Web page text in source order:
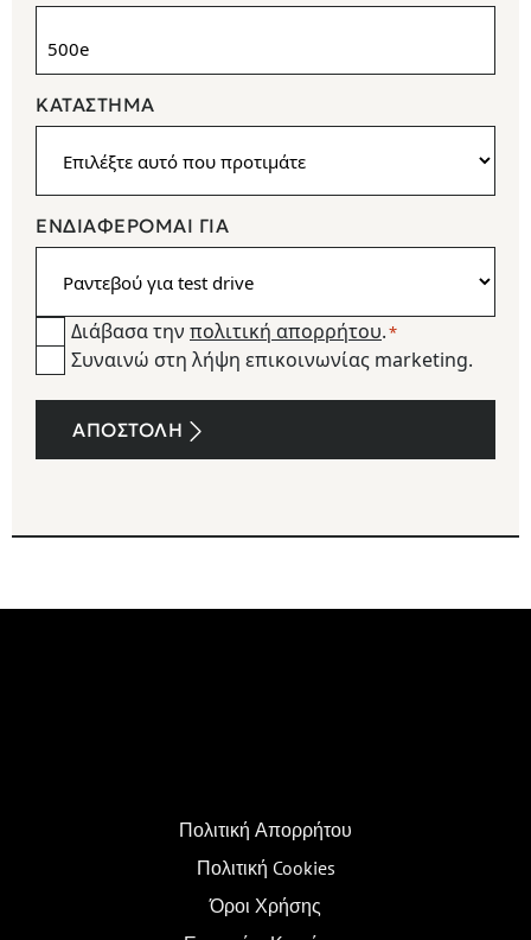
ΚΑΤΆΣΤΗΜΑ
ΕΝΔΙΑΦΕΡΟΜΑΙ ΓΙΑ
Consent
Διάβασα την πολιτική απορρήτου.*
newsetter
Συναινώ στη λήψη επικοινωνίας marketing.
Πολιτική Απορρήτου
Πολιτική Cookies
Όροι Χρήσης